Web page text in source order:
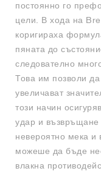
постоянно го
цели. В хода на
коригираха
пяната до
следователно
Това им позволи
увеличават
този начин
удар и
невероятно мека и
можеше да бъде
влакна